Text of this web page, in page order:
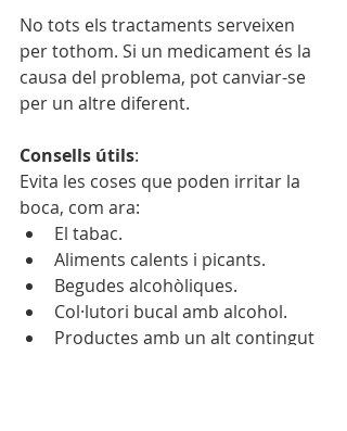
No tots els tractaments serveixen
per tothom. Si un medicament és la
causa del problema, pot canviar-se
per un altre diferent.
Consells útils:
Evita les coses que poden irritar la
boca, com ara:
El tabac.
Aliments calents i picants.
Begudes alcohòliques.
Col·lutori bucal amb alcohol.
Productes amb un alt contingut